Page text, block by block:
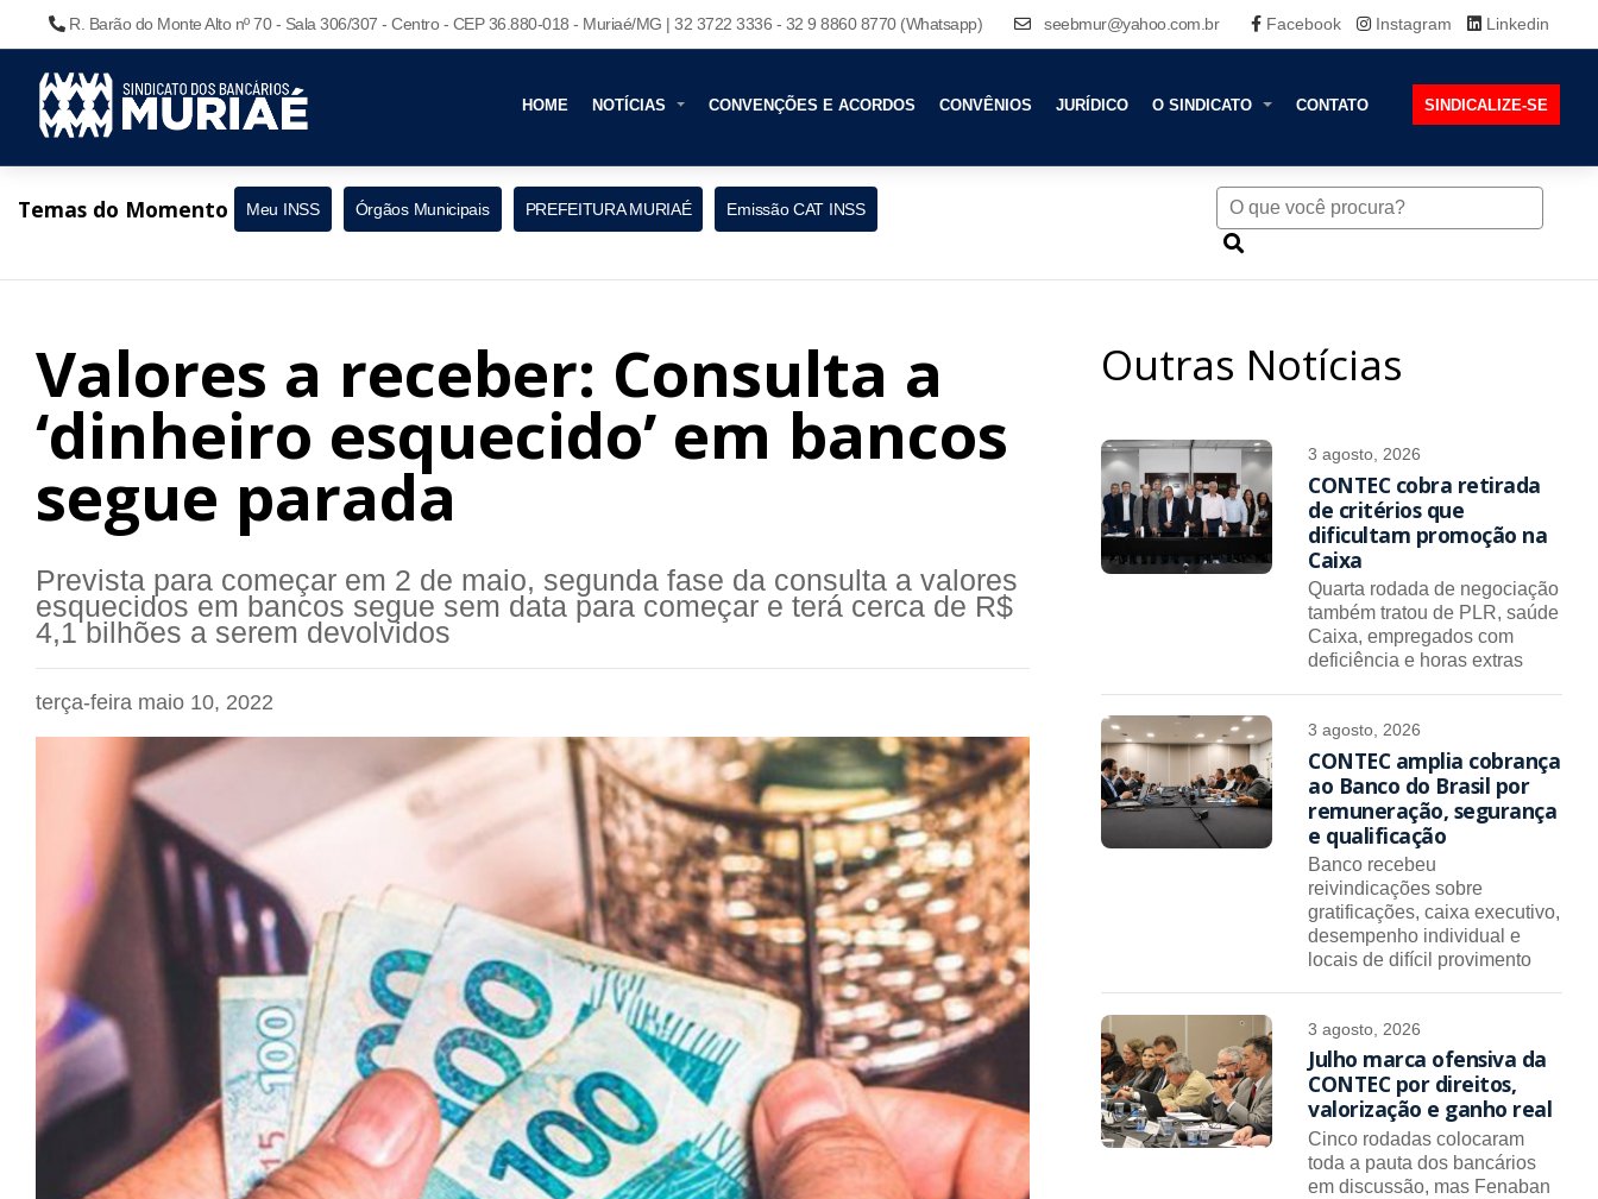
R. Barão do Monte Alto nº 70 - Sala 306/307 - Centro - CEP 36.880-018 - Muriaé/MG | 32 3722 3336 - 32 9 8860 8770 (Whatsapp) seebmur@yahoo.com.br Facebook Instagram Linkedin
HOME NOTÍCIAS CONVENÇÕES E ACORDOS CONVÊNIOS JURÍDICO O SINDICATO CONTATO SINDICALIZE-SE
Temas do Momento Meu INSS Órgãos Municipais PREFEITURA MURIAÉ Emissão CAT INSS
Valores a receber: Consulta a
‘dinheiro esquecido’ em bancos
segue parada
Prevista para começar em 2 de maio, segunda fase da consulta a valores
esquecidos em bancos segue sem data para começar e terá cerca de R$
4,1 bilhões a serem devolvidos
terça-feira maio 10, 2022
Outras Notícias
3 agosto, 2026
CONTEC cobra retirada
de critérios que
dificultam promoção na
Caixa
Quarta rodada de negociação
também tratou de PLR, saúde
Caixa, empregados com
deficiência e horas extras
3 agosto, 2026
CONTEC amplia cobrança
ao Banco do Brasil por
remuneração, segurança
e qualificação
Banco recebeu
reivindicações sobre
gratificações, caixa executivo,
desempenho individual e
locais de difícil provimento
3 agosto, 2026
Julho marca ofensiva da
CONTEC por direitos,
valorização e ganho real
Cinco rodadas colocaram
toda a pauta dos bancários
em discussão, mas Fenaban